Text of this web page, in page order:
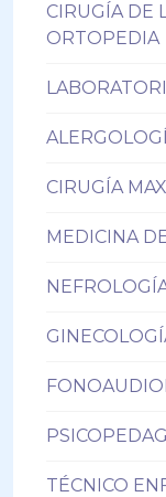
CIRUGÍA DE
ORTOPEDIA
CIRUGÍA
MEDICINA
TÉCNICO